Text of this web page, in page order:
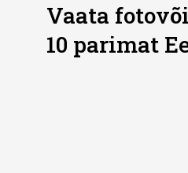
Vaata
10 parimat